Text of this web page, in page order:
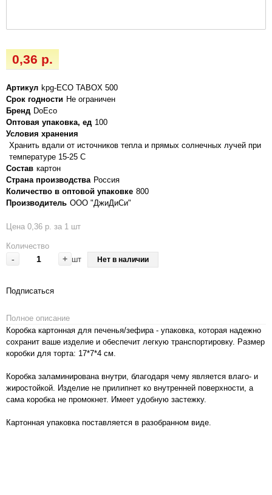
0,36 р.
Артикул kpg-ECO TABOX 500
Срок годности Не ограничен
Бренд DoEco
Оптовая упаковка, ед 100
Условия хранения
Хранить вдали от источников тепла и прямых солнечных лучей при
температуре 15-25 С
Состав картон
Страна производства Россия
Количество в оптовой упаковке 800
Производитель ООО "ДжиДиСи"
Цена 0,36 р. за 1 шт
Количество
- + шт Нет в наличии
Подписаться
Полное описание
Коробка картонная для печенья/зефира - упаковка, которая надежно
сохранит ваше изделие и обеспечит легкую транспортировку. Размер
коробки для торта: 17*7*4 см.
Коробка заламинирована внутри, благодаря чему является влаго- и
жиростойкой. Изделие не прилипнет ко внутренней поверхности, а
сама коробка не промокнет. Имеет удобную застежку.
Картонная упаковка поставляется в разобранном виде.